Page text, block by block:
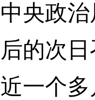
政治
的次
一个